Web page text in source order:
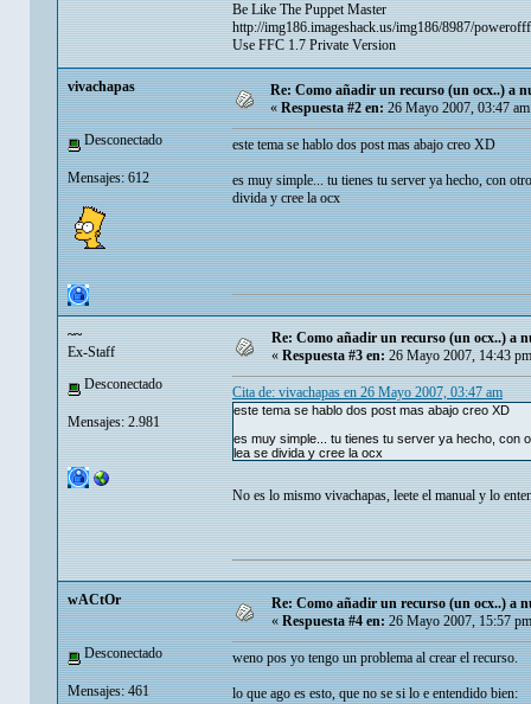
Be Like The Puppet Master
http://img186.imageshack.us/img186/8987/
Use FFC 1.7 Private Version
vivachapas
Desconectado
Mensajes: 612
Re: Como añadir un recurso (un ocx..) a
«Respuesta #2 en:26 Mayo 2007, 03:47
este tema se hablo dos post mas abajo creo XD
es muy simple... tu tienes tu server ya hecho, con
divida y cree la ocx
~~
Ex-Staff
Desconectado
Mensajes: 2.981
Re: Como añadir un recurso (un ocx..) a
« Respuesta #3 en: 26 Mayo 2007, 14:43
Cita de: vivachapas en 26 Mayo 2007, 03:47 am
este tema se hablo dos post mas abajo creo XD
es muy simple... tu tienes tu server ya hecho, con
lea se divida y cree la ocx
No es lo mismo vivachapas, leete el manual y lo
wACtOr
Desconectado
Mensajes: 461
Re: Como añadir un recurso (un ocx..) a
«Respuesta #4 en:26 Mayo 2007, 15:57
weno pos yo tengo un problema al crear el recurso.
lo que ago es esto, que no se si lo e entendido bien: